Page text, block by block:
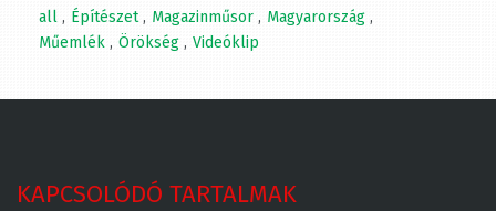
all Építészet Magazinműsor
Magyarország
Műemlék
Örökség Videóklip
KAPCSOLÓDÓ TARTALMAK